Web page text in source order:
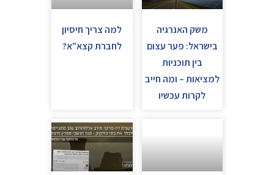
משק האנרגיה
בישראל: פער עצום
בין תוכניות
למציאות – ומה חייב
לקרות עכשיו
למה צריך חיסיון
לחברת קצא"א?